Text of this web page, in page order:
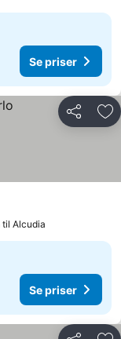
Se priser
Del
til Alcudia
Se priser